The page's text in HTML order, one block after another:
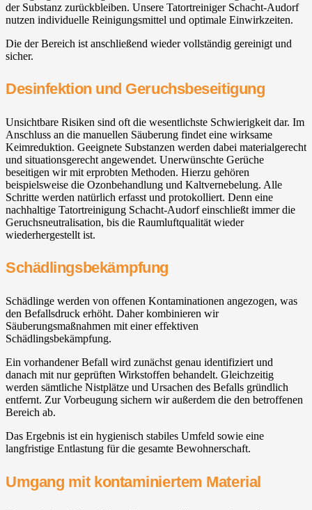
der Substanz zurückbleiben. Unsere Tatortreiniger Schacht-Audorf
nutzen individuelle Reinigungsmittel und optimale Einwirkzeiten.
Die der Bereich ist anschließend wieder vollständig gereinigt und
sicher.
Desinfektion und Geruchsbeseitigung
Unsichtbare Risiken sind oft die wesentlichste Schwierigkeit dar. Im
Anschluss an die manuellen Säuberung findet eine wirksame
Keimreduktion. Geeignete Substanzen werden dabei materialgerecht
und situationsgerecht angewendet. Unerwünschte Gerüche
beseitigen wir mit erprobten Methoden. Hierzu gehören
beispielsweise die Ozonbehandlung und Kaltvernebelung. Alle
Schritte werden natürlich erfasst und protokolliert. Denn eine
nachhaltige Tatortreinigung Schacht-Audorf einschließt immer die
Geruchsneutralisation, bis die Raumluftqualität wieder
wiederhergestellt ist.
Schädlingsbekämpfung
Schädlinge werden von offenen Kontaminationen angezogen, was
den Befallsdruck erhöht. Daher kombinieren wir
Säuberungsmaßnahmen mit einer effektiven
Schädlingsbekämpfung.
Ein vorhandener Befall wird zunächst genau identifiziert und
danach mit nur geprüften Wirkstoffen behandelt. Gleichzeitig
werden sämtliche Nistplätze und Ursachen des Befalls gründlich
entfernt. Zur Vorbeugung sichern wir außerdem die den betroffenen
Bereich ab.
Das Ergebnis ist ein hygienisch stabiles Umfeld sowie eine
langfristige Entlastung für die gesamte Bewohnerschaft.
Umgang mit kontaminiertem Material